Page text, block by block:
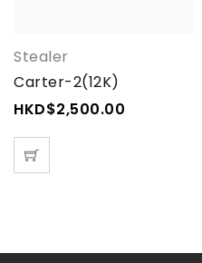
Stealer
Carter-2(12K)
HKD$2,500.00